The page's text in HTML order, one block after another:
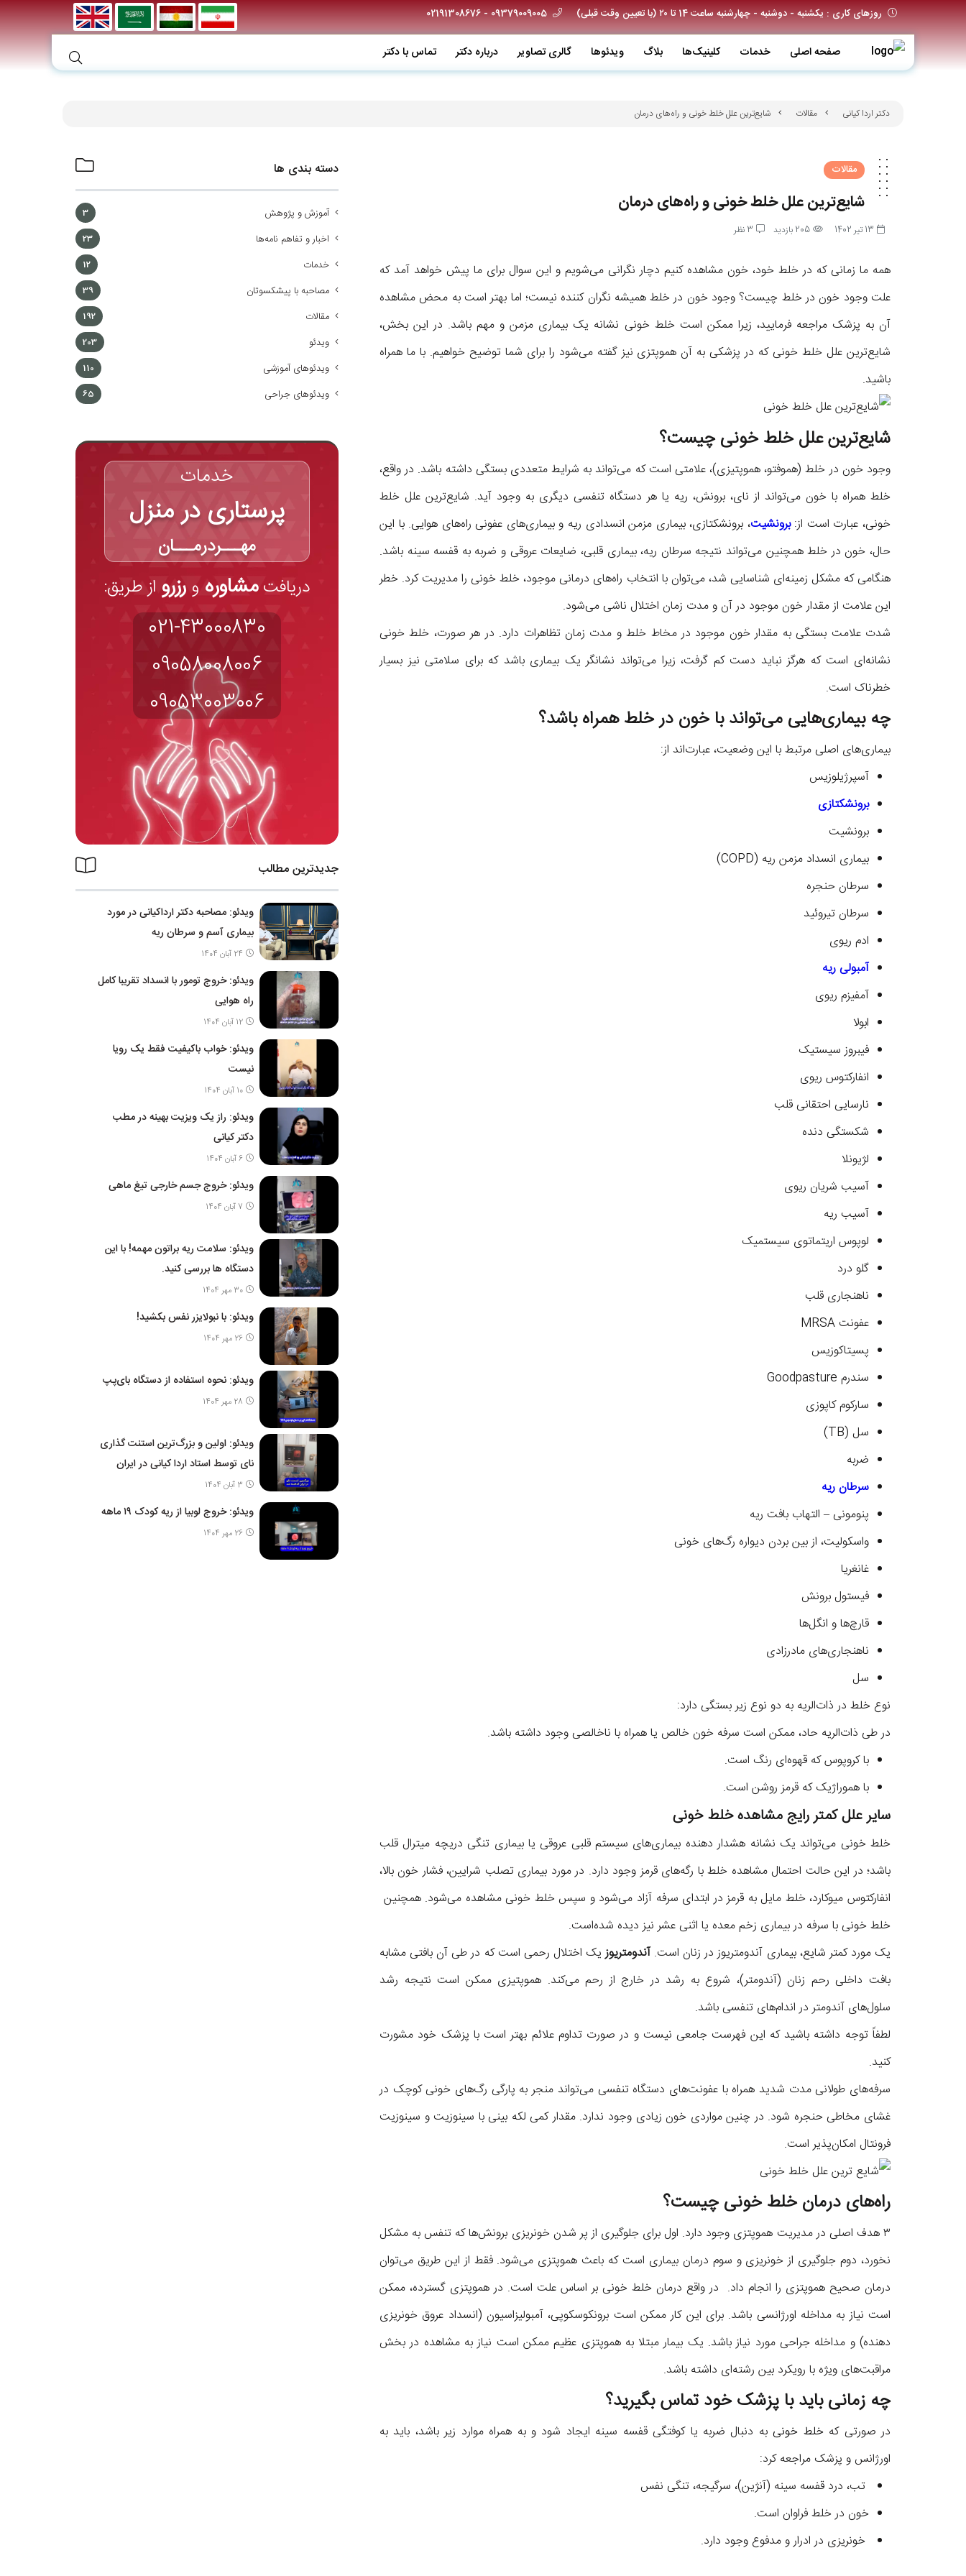
روزهای کاری : یکشنبه - دوشنبه - چهارشنبه ساعت 14 تا ۲۰ (با تعیین وقت قبلی) 09379009005 - 02191308676
صفحه اصلی خدمات کلینیک‌ها بلاگ ویدئو‌ها گالری تصاویر درباره دکتر تماس با دکتر
دکتر اردا کیانی مقالات شایع‌ترین علل خلط خونی و راه‌های درمان
مقالات
شایع‌ترین علل خلط خونی و راه‌های درمان
13 تیر 1402 205 بازدید 3 نظر
همه ما زمانی که در خلط خود، خون مشاهده کنیم دچار نگرانی می‌شویم و این سوال برای ما پیش خواهد آمد که
علت وجود خون در خلط چیست؟ وجود خون در خلط همیشه نگران کننده نیست؛ اما بهتر است به محض مشاهده
آن به پزشک مراجعه فرمایید، زیرا ممکن است خلط خونی نشانه یک بیماری مزمن و مهم باشد. در این بخش،
شایع‌ترین علل خلط خونی که در پزشکی به آن هموپتزی نیز گفته می‌شود را برای شما توضیح خواهیم. با ما همراه
باشید.
شایع‌ترین علل خلط خونی چیست؟
وجود خون در خلط (هموفتو، هموپتیزی)، علامتی است که می‌تواند به شرایط متعددی بستگی داشته باشد. در واقع،
خلط همراه با خون می‌تواند از نای، برونش، ریه یا هر دستگاه تنفسی دیگری به وجود آید. شایع‌ترین علل خلط
خونی، عبارت است از:برونشیت، برونشکتازی، بیماری مزمن انسدادی ریه و بیماری‌های عفونی راه‌های هوایی. با این
حال، خون در خلط همچنین می‌تواند نتیجه سرطان ریه، بیماری قلبی، ضایعات عروقی و ضربه به قفسه سینه باشد.
هنگامی که مشکل زمینه‌ای شناسایی شد، می‌توان با انتخاب راه‌های درمانی موجود، خلط خونی را مدیریت کرد. خطر
این علامت از مقدار خون موجود در آن و مدت زمان اختلال ناشی می‌شود.
شدت علامت بستگی به مقدار خون موجود در مخاط خلط و مدت زمان تظاهرات دارد. در هر صورت، خلط خونی
نشانه‌ای است که هرگز نباید دست کم گرفت، زیرا می‌تواند نشانگر یک بیماری باشد که برای سلامتی نیز بسیار
خطرناک است.
چه بیماری‌هایی می‌تواند با خون در خلط همراه باشد؟
بیماری‌های اصلی مرتبط با این وضعیت، عبارت‌اند از:
آسپرژیلوزیس
برونشکتازی
برونشیت
بیماری انسداد مزمن ریه (COPD)
سرطان حنجره
سرطان تیروئید
ادم ریوی
آمبولی ریه
آمفیزم ریوی
ابولا
فیبروز سیستیک
انفارکتوس ریوی
نارسایی احتقانی قلب
شکستگی دنده
لژیونلا
آسیب شریان ریوی
آسیب ریه
لوپوس اریتماتوی سیستمیک
گلو درد
ناهنجاری قلب
عفونت MRSA
پسیتاکوزیس
سندرم Goodpasture
سارکوم کاپوزی
سل (TB)
ضربه
سرطان ریه
پنومونی – التهاب بافت ریه
واسکولیت، از بین بردن دیواره رگ‌های خونی
غانغریا
فیستول برونش
قارچ‌ها و انگل‌ها
ناهنجاری‌های مادرزادی
سل
نوع خلط در ذات‌الریه به دو نوع زیر بستگی دارد:
در طی ذات‌الریه حاد، ممکن است سرفه خون خالص یا همراه با ناخالصی وجود داشته باشد.
با کروپوس که قهوه‌ای رنگ است.
با هموراژیک که قرمز روشن است.
سایر علل کمتر رایج مشاهده خلط خونی
خلط خونی می‌تواند یک نشانه هشدار دهنده بیماری‌های سیستم قلبی عروقی یا بیماری تنگی دریچه میترال قلب
باشد؛ در این حالت احتمال مشاهده خلط با رگه‌های قرمز وجود دارد. در مورد بیماری تصلب شرایین، فشار خون بالا،
انفارکتوس میوکارد، خلط مایل به قرمز در ابتدای سرفه آزاد می‌شود و سپس خلط خونی مشاهده می‌شود. همچنین
خلط خونی با سرفه در بیماری زخم معده یا اثنی عشر نیز دیده شده‌است.
یک مورد کمتر شایع، بیماری آندومتریوز در زنان است.آندومتریوزیک اختلال رحمی است که در طی آن بافتی مشابه
بافت داخلی رحم زنان (آندومتر)، شروع به رشد در خارج از رحم می‌کند. هموپتیزی ممکن است نتیجه رشد
سلول‌های آندومتر در اندام‌های تنفسی باشد.
لطفاً توجه داشته باشید که این فهرست جامعی نیست و در صورت تداوم علائم بهتر است با پزشک خود مشورت
کنید.
سرفه‌های طولانی مدت شدید همراه با عفونت‌های دستگاه تنفسی می‌تواند منجر به پارگی رگ‌های خونی کوچک در
غشای مخاطی حنجره شود. در چنین مواردی خون زیادی وجود ندارد. مقدار کمی لکه بینی با سینوزیت و سینوزیت
فرونتال امکان‌پذیر است.
راه‌های درمان خلط خونی چیست؟
۳ هدف اصلی در مدیریت هموپتزی وجود دارد. اول برای جلوگیری از پر شدن خونریزی برونش‌ها که تنفس به مشکل
نخورد، دوم جلوگیری از خونریزی و سوم درمان بیماری است که باعث هموپتزی می‌شود. فقط از این طریق می‌توان
درمان صحیح هموپتزی را انجام داد. در واقع درمان خلط خونی بر اساس علت است. در هموپتزی گسترده، ممکن
است نیاز به مداخله اورژانسی باشد. برای این کار ممکن است برونکوسکوپی، آمبولیزاسیون (انسداد عروق خونریزی
دهنده) و مداخله جراحی مورد نیاز باشد. یک بیمار مبتلا به هموپتزی عظیم ممکن است نیاز به مشاهده در بخش
مراقبت‌های ویژه با رویکرد بین رشته‌ای داشته باشد.
چه زمانی باید با پزشک خود تماس بگیرید؟
در صورتی که خلط خونی به دنبال ضربه یا کوفتگی قفسه سینه ایجاد شود و به همراه موارد زیر باشد، باید به
اورژانس و پزشک مراجعه کرد:
تب، درد قفسه سینه (آنژین)، سرگیجه، تنگی نفس
خون در خلط فراوان است.
خونریزی در ادرار و مدفوع وجود دارد.
دسته بندی ها
آموزش و پژوهش 3
اخبار و تفاهم نامه‌ها 23
خدمات 12
مصاحبه با پیشکسوتان 39
مقالات 192
ویدئو 203
ویدئوهای آموزشی 110
ویدئوهای جراحی 65
خدمات
پرستاری در منزل
مهـــردرمـــان
دریافتمشاوره و رزرو از طریق:
021-43000830
09058008006
09053003006
جدیدترین مطالب
ویدئو: مصاحبه دکتر ارداکیانی در مورد
بیماری آسم و سرطان ریه
24 آبان 1404
ویدئو: خروج تومور با انسداد تقریبا کامل
راه هوایی
12 آبان 1404
ویدئو: خواب باکیفیت فقط یک رویا
نیست
10 آبان 1404
ویدئو: راز یک ویزیت بهینه در مطب
دکتر کیانی
6 آبان 1404
ویدئو: خروج جسم خارجی تیغ ماهی
7 آبان 1404
ویدئو: سلامت ریه براتون مهمه! با این
دستگاه ها بررسی کنید.
30 مهر 1404
ویدئو: با نبولایزر نفس بکشید!
26 مهر 1404
ویدئو: نحوه استفاده از دستگاه بای‌پپ
28 مهر 1404
ویدئو: اولین و بزرگ‌ترین استنت گذاری
نای توسط استاد اردا کیانی در ایران
3 آبان 1404
ویدئو: خروج لوبیا از ریه کودک ۱۹ ماهه
26 مهر 1404